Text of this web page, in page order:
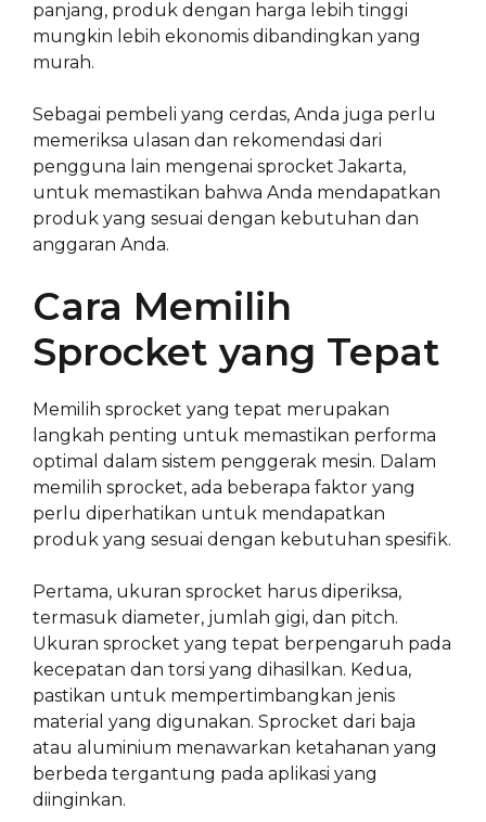
panjang, produk dengan harga lebih tinggi
mungkin lebih ekonomis dibandingkan yang
murah.
Sebagai pembeli yang cerdas, Anda juga perlu
memeriksa ulasan dan rekomendasi dari
pengguna lain mengenai sprocket Jakarta,
untuk memastikan bahwa Anda mendapatkan
produk yang sesuai dengan kebutuhan dan
anggaran Anda.
Cara Memilih
Sprocket yang Tepat
Memilih sprocket yang tepat merupakan
langkah penting untuk memastikan performa
optimal dalam sistem penggerak mesin. Dalam
memilih sprocket, ada beberapa faktor yang
perlu diperhatikan untuk mendapatkan
produk yang sesuai dengan kebutuhan spesifik.
Pertama, ukuran sprocket harus diperiksa,
termasuk diameter, jumlah gigi, dan pitch.
Ukuran sprocket yang tepat berpengaruh pada
kecepatan dan torsi yang dihasilkan. Kedua,
pastikan untuk mempertimbangkan jenis
material yang digunakan. Sprocket dari baja
atau aluminium menawarkan ketahanan yang
berbeda tergantung pada aplikasi yang
diinginkan.